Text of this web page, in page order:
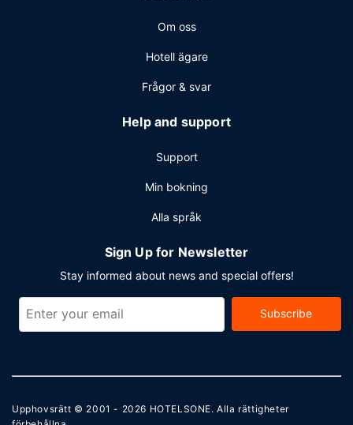
Om oss
Hotell ägare
Frågor & svar
Help and support
Support
Min bokning
Alla språk
Sign Up for Newsletter
Stay informed about news and special offers!
Subscribe
Upphovsrätt © 2001 - 2026 HOTELSONE. Alla rättigheter